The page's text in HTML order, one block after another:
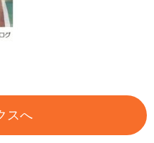
スへ